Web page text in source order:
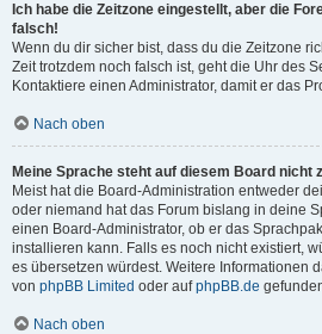
Ich habe die Zeitzone eingestellt, aber die
falsch!
Wenn du dir sicher bist, dass du die Zeitzone
Zeit trotzdem noch falsch ist, geht die Uhr des
Kontaktiere einen Administrator, damit er das
Nach oben
Meine Sprache steht auf diesem Board nicht
Meist hat die Board-Administration entweder
oder niemand hat das Forum bislang in deine
einen Board-Administrator, ob er das
installieren kann. Falls es noch nicht existiert,
es übersetzen würdest. Weitere Informationen
von phpBB Limited oder aufphpBB.de
Nach oben